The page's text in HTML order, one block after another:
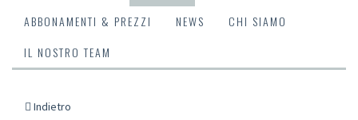
ABBONAMENTI & PREZZI
NEWS
CHI SIAMO
IL NOSTRO TEAM
Indietro